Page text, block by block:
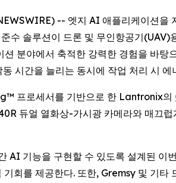
-- 엣지 AI 애플리케이션을
수 솔루션이 드론 및 무인항공기
분야에서 축적한 강력한 경험을 바
시간을 늘리는 동시에 작업 처리 시
프로세서를 기반으로 한 Lantronix의
듀얼 열화상-가시광 카메라와 매끄
AI 기능을 구현할 수 있도록 설계된
회를 제공한다. 또한, Gremsy 및 기